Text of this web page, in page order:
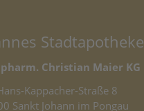
Stadtapotheke
pharm. Christian Maier KG
Kappacher-Straße 8
Sankt Johann im Pongau